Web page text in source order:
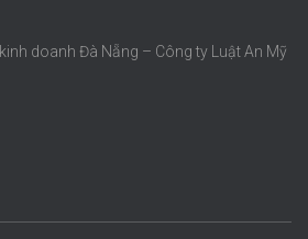
doanh Đà Nẵng – Công ty Luật An Mỹ